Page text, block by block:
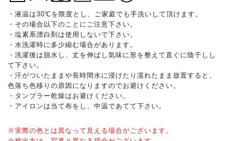
・液温は30℃を限度とし、ご家庭でも手洗いして頂けます。
・その場合以下のことにご注意下さい。
・塩素系漂白剤は使用しないで下さい。
・水洗濯時に多少縮む場合があります。
・洗濯後は脱水し、丈を伸ばし気味に形を整えて直ぐに陰干しし
て下さい。
・汗がついたままや長時間水に浸けたり濡れたまま放置すると、
色落ち色移りの原因になりますのでお避けください。
・タンブラー乾燥はお避けください。
・アイロンは当て布をし、中温であてて下さい。
※実際の色とは異なって見える場合がございます。